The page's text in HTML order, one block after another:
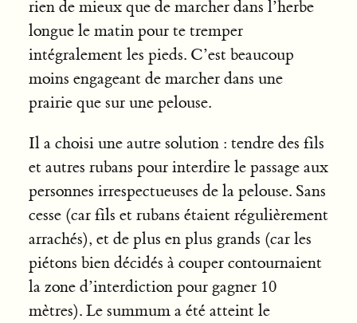
rien de mieux que de marcher dans l’herbe
longue le matin pour te tremper
intégralement les pieds. C’est beaucoup
moins engageant de marcher dans une
prairie que sur une pelouse.
Il a choisi une autre solution : tendre des fils
et autres rubans pour interdire le passage aux
personnes irrespectueuses de la pelouse. Sans
cesse (car fils et rubans étaient régulièrement
arrachés), et de plus en plus grands (car les
piétons bien décidés à couper contournaient
la zone d’interdiction pour gagner 10
mètres). Le summum a été atteint le